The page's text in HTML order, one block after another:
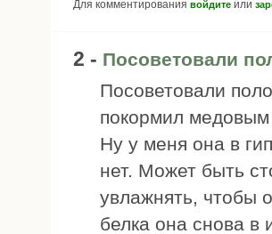
Для комментирования войдите или
2 - Посоветовали
Посоветовали
покормил
Ну у меня она в
нет. Может быть
увлажнять, чтобы
белка она снова в